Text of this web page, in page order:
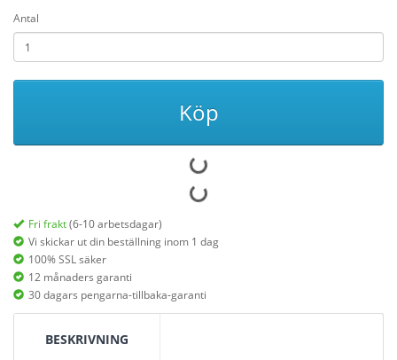
Antal
Köp
Fri frakt(6-10 arbetsdagar)
Vi skickar ut din beställning inom 1 dag
100% SSL säker
12 månaders garanti
30 dagars pengarna-tillbaka-garanti
BESKRIVNING